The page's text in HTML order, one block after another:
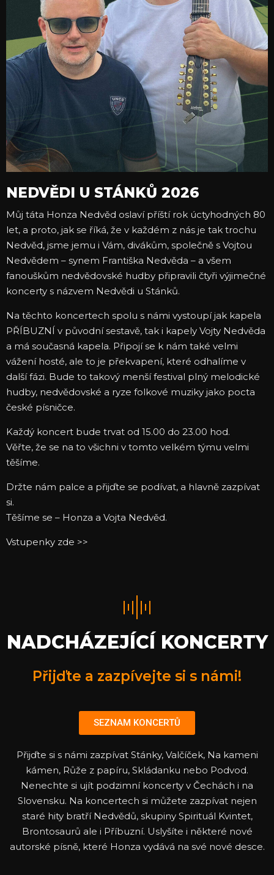
NEDVĚDI U STÁNKŮ 2026
Můj táta Honza Nedvěd oslaví příští rok úctyhodných 80
let, a proto, jak se říká, že v každém z nás je tak trochu
Nedvěd, jsme jemu i Vám, divákům, společně s Vojtou
Nedvědem – synem Františka Nedvěda – a všem
fanouškům nedvědovské hudby připravili čtyři výjimečné
koncerty s názvem Nedvědi u Stánků.
Na těchto koncertech spolu s námi vystoupí jak kapela
PŘÍBUZNÍ v původní sestavě, tak i kapely Vojty Nedvěda
a má současná kapela. Připojí se k nám také velmi
vážení hosté, ale to je překvapení, které odhalíme v
další fázi. Bude to takový menší festival plný melodické
hudby, nedvědovské a ryze folkové muziky jako pocta
české písničce.
Každý koncert bude trvat od 15.00 do 23.00 hod.
Věřte, že se na to všichni v tomto velkém týmu velmi
těšíme.
Držte nám palce a přijďte se podívat, a hlavně zazpívat
si.
Těšíme se – Honza a Vojta Nedvěd.
Vstupenky zde >>
NADCHÁZEJÍCÍ KONCERTY
Přijďte a zazpívejte si s námi!
SEZNAM KONCERTŮ
Přijďte si s námi zazpívat Stánky, Valčíček, Na kameni
kámen, Růže z papíru, Skládanku nebo Podvod.
Nenechte si ujít podzimní koncerty v Čechách i na
Slovensku. Na koncertech si můžete zazpívat nejen
staré hity bratří Nedvědů, skupiny Spirituál Kvintet,
Brontosaurů ale i Příbuzní. Uslyšíte i některé nové
autorské písně, které Honza vydává na své nové desce.